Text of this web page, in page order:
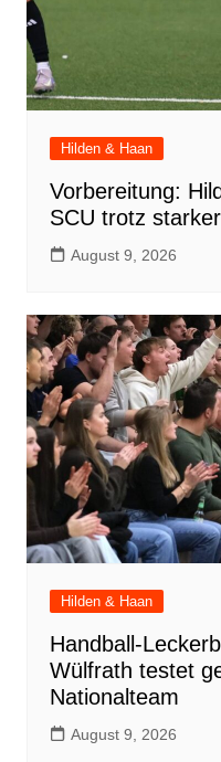
Hilden & Haan
Vorbereitung:
SCU trotz
August 9, 2026
Hilden & Haan
Handball-
Wülfrath testet
Nationalteam
August 9, 2026